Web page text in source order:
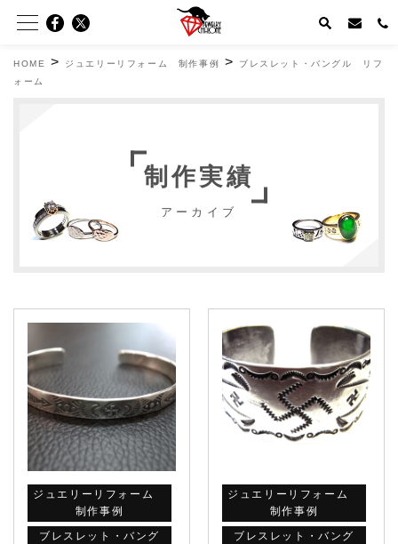
HOME > ジュエリーリフォーム 制作事例 >
ブレスレット・バングル リフ
ォーム
制作実績
アーカイブ
ジュエリーリフォーム
制作事例
ブレスレット・バング
ジュエリーリフォーム
制作事例
ブレスレット・バング